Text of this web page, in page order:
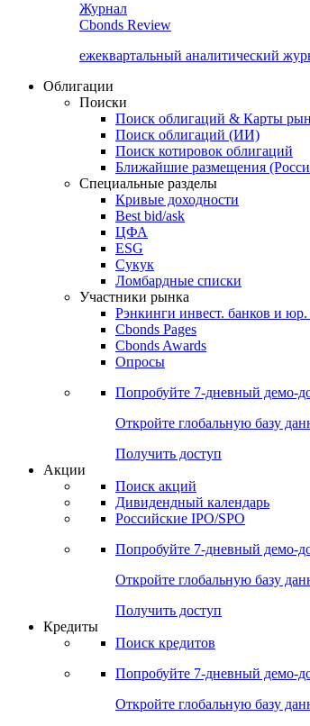
Журнал
Cbonds Review
ежеквартальный аналитический
Облигации
Поиски
Поиск облигаций & Карты
Поиск облигаций (ИИ)
Поиск котировок облигаций
Ближайшие размещения
Специальные разделы
Кривые доходности
Best bid/ask
ЦФА
ESG
Сукук
Ломбардные списки
Участники рынка
Рэнкинги инвест. банков и юр.
Cbonds Pages
Cbonds Awards
Опросы
Попробуйте 7-дневный демо-
Откройте глобальную базу
Получить доступ
Акции
Поиск акций
Дивидендный календарь
Российские IPO/SPO
Попробуйте 7-дневный демо-
Откройте глобальную базу
Получить доступ
Кредиты
Поиск кредитов
Попробуйте 7-дневный демо-
Откройте глобальную базу